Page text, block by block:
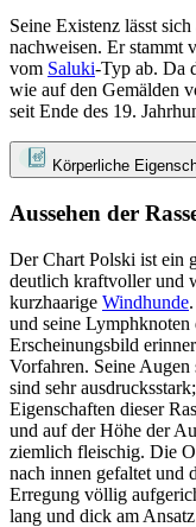
Seine Existenz lässt
nachweisen. Er stammt
vom Saluki-Typ ab. Da
wie auf den Gemälden
seit Ende des 19.
Körperliche
Aussehen der
Der Chart Polski ist ein
deutlich kraftvoller und
kurzhaarige Windhunde
und seine Lymphknoten
Erscheinungsbild
Vorfahren. Seine
sind sehr
Eigenschaften dieser
und auf der Höhe der
ziemlich fleischig. Die
nach innen gefaltet und
Erregung völlig
lang und dick am